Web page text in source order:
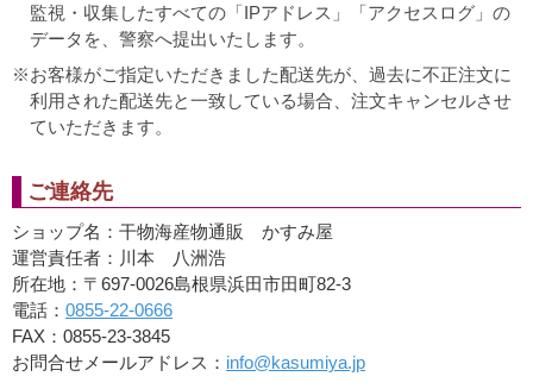
監視・収集したすべての「IPアドレス」「アクセスログ」の
データを、警察へ提出いたします。
お客様がご指定いただきました配送先が、過去に不正注文に
利用された配送先と一致している場合、注文キャンセルさせ
ていただきます。
ご連絡先
ショップ名：干物海産物通販 かすみ屋
運営責任者：川本 八洲浩
所在地：〒697-0026島根県浜田市田町82-3
電話： 0855-22-0666
FAX：0855-23-3845
お問合せメールアドレス： info@kasumiya.jp